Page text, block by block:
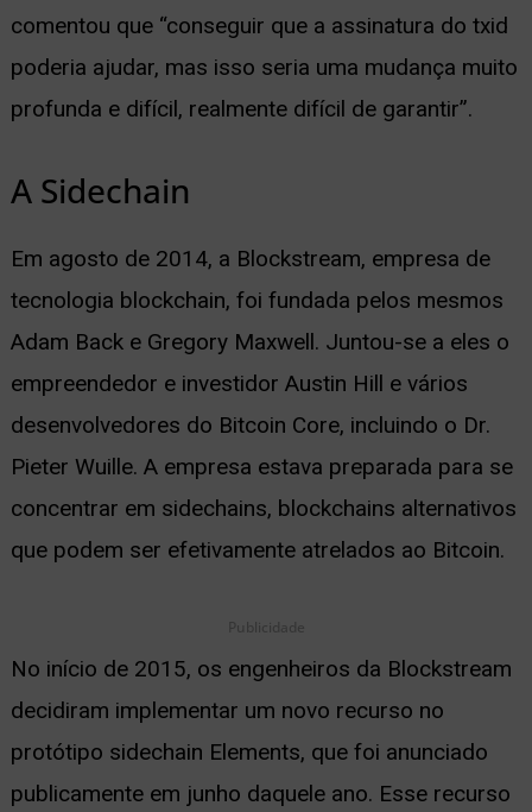
comentou que “conseguir que a assinatura do txid
poderia ajudar, mas isso seria uma mudança muito
profunda e difícil, realmente difícil de garantir”.
A Sidechain
Em agosto de 2014, a Blockstream, empresa de
tecnologia blockchain, foi fundada pelos mesmos
Adam Back e Gregory Maxwell. Juntou-se a eles o
empreendedor e investidor Austin Hill e vários
desenvolvedores do Bitcoin Core, incluindo o Dr.
Pieter Wuille. A empresa estava preparada para se
concentrar em sidechains, blockchains alternativos
que podem ser efetivamente atrelados ao Bitcoin.
Publicidade
No início de 2015, os engenheiros da Blockstream
decidiram implementar um novo recurso no
protótipo sidechain Elements, que foi anunciado
publicamente em junho daquele ano. Esse recurso